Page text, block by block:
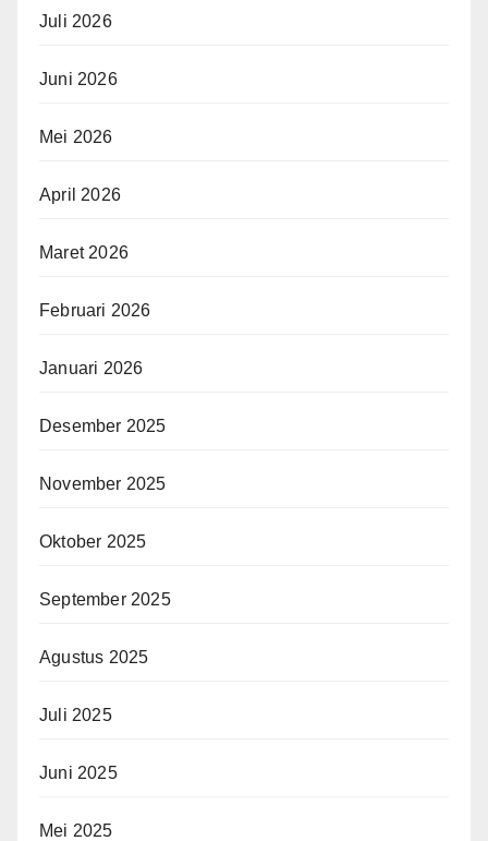
Juli 2026
Juni 2026
Mei 2026
April 2026
Maret 2026
Februari 2026
Januari 2026
Desember 2025
November 2025
Oktober 2025
September 2025
Agustus 2025
Juli 2025
Juni 2025
Mei 2025